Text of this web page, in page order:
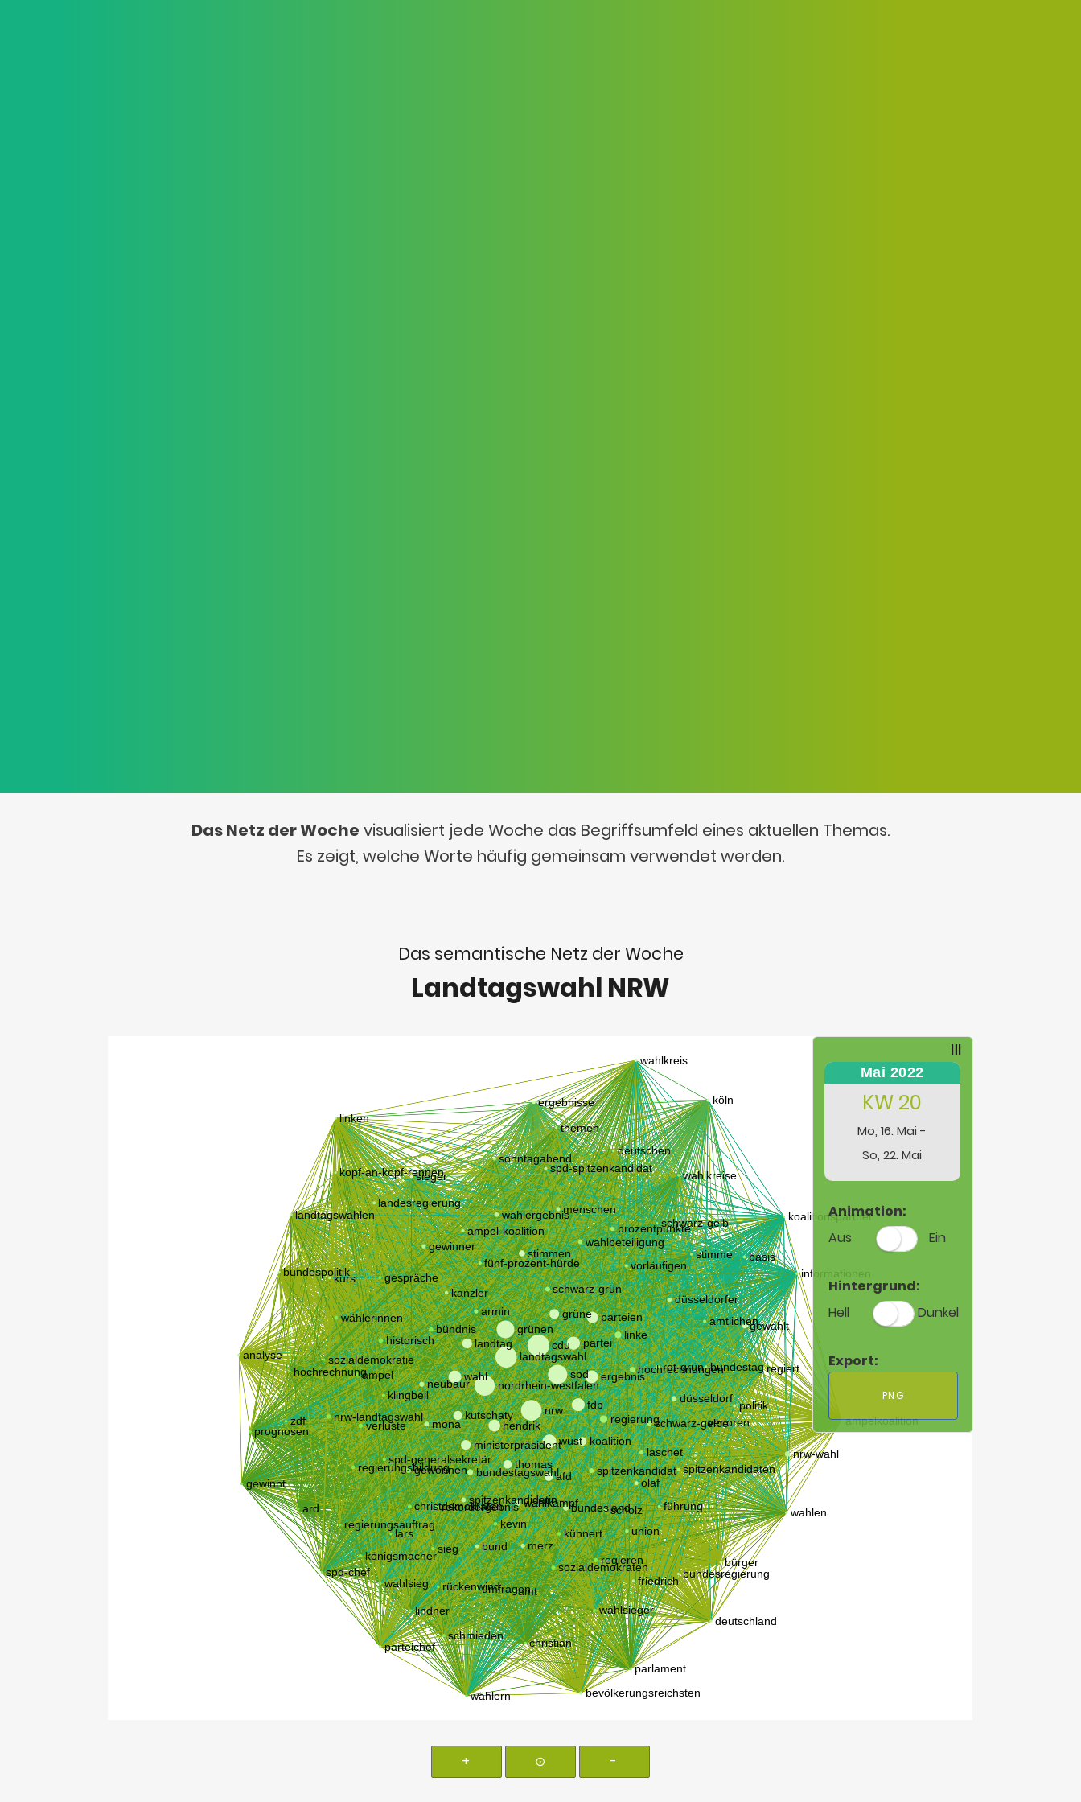
Das Netz der Woche visualisiert jede Woche das Begriffsumfeld eines aktuellen Themas.
Es zeigt, welche Worte häufig gemeinsam verwendet werden.
Das semantische Netz der Woche
Landtagswahl NRW
+ ⊙ -
Mai 2022
KW 20
Mo, 16. Mai -
So, 22. Mai
Animation:
Aus
Ein
Hintergrund:
Hell
Dunkel
Export:
PNG